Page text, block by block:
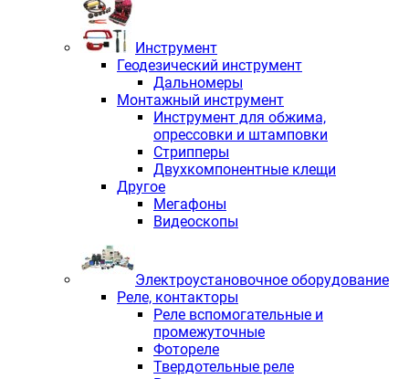
Инструмент
Геодезический инструмент
Дальномеры
Монтажный инструмент
Инструмент для обжима,
опрессовки и штамповки
Стрипперы
Двухкомпонентные клещи
Другое
Мегафоны
Видеоскопы
Электроустановочное оборудование
Реле, контакторы
Реле вспомогательные и
промежуточные
Фотореле
Твердотельные реле